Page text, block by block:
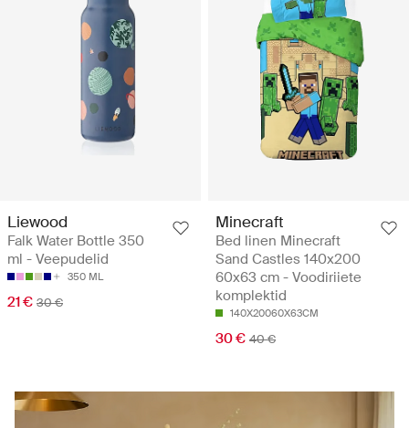
Liewood
Falk Water Bottle 350
ml - Veepudelid
350 ML
21 € 30 €
Minecraft
Bed linen Minecraft
Sand Castles 140x200
60x63 cm - Voodiriiete
komplektid
140X20060X63CM
30 € 40 €